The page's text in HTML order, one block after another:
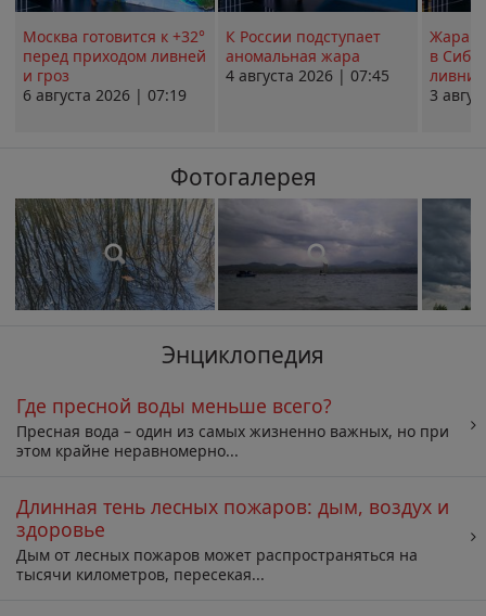
Москва готовится к +32°
перед приходом ливней
и гроз
6 августа 2026 | 07:19
К России подступает
аномальная жара
4 августа 2026 | 07:45
Жара в
в
ливни
3
Фотогалерея
Энциклопедия
Где пресной воды меньше всего?
Пресная вода – один из самых жизненно важных, но при
этом крайне неравномерно...
Длинная тень лесных пожаров: дым, воздух и
здоровье
Дым от лесных пожаров может распространяться на
тысячи километров, пересекая...